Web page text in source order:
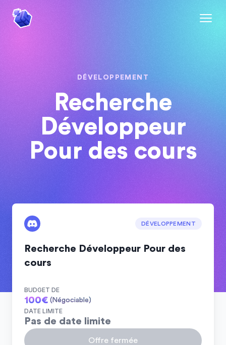
DÉVELOPPEMENT
Recherche
Développeur
Pour des cours
DÉVELOPPEMENT
Recherche Développeur Pour des
cours
BUDGET DE
100€ (Négociable)
DATE LIMITE
Pas de date limite
Offre fermée